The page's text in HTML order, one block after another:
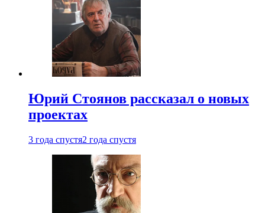
Юрий Стоянов рассказал о новых
проектах
3 года спустя2 года спустя